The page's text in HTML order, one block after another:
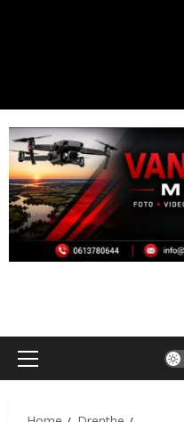
Primair